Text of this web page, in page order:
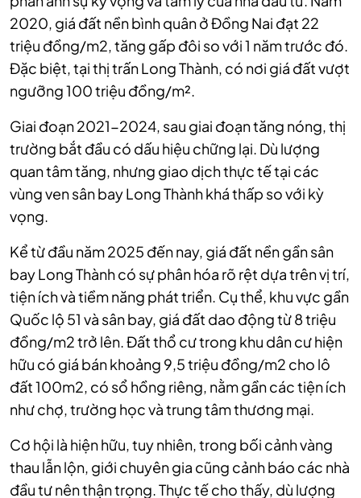
2020, giá đất nền bình quân ở Đồng Nai đạt 22
triệu đồng/m2, tăng gấp đôi so với 1 năm trước đó.
Đặc biệt, tại thị trấn Long Thành, có nơi giá đất vượt
ngưỡng 100 triệu đồng/m².
Giai đoạn 2021-2024, sau giai đoạn tăng nóng, thị
trường bắt đầu có dấu hiệu chững lại. Dù lượng
quan tâm tăng, nhưng giao dịch thực tế tại các
vùng ven sân bay Long Thành khá thấp so với kỳ
vọng.
Kể từ đầu năm 2025 đến nay, giá đất nền gần sân
bay Long Thành có sự phân hóa rõ rệt dựa trên vị trí,
tiện ích và tiềm năng phát triển. Cụ thể, khu vực gần
Quốc lộ 51 và sân bay, giá đất dao động từ 8 triệu
đồng/m2 trở lên. Đất thổ cư trong khu dân cư hiện
hữu có giá bán khoảng 9,5 triệu đồng/m2 cho lô
đất 100m2, có sổ hồng riêng, nằm gần các tiện ích
như chợ, trường học và trung tâm thương mại.
Cơ hội là hiện hữu, tuy nhiên, trong bối cảnh vàng
thau lẫn lộn, giới chuyên gia cũng cảnh báo các nhà
đầu tư nên thận trọng. Thực tế cho thấy, dù lượng